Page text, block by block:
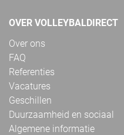
OVER VOLLEYBALDIRECT
Over ons
FAQ
Referenties
Vacatures
Geschillen
Duurzaamheid en sociaal
Algemene informatie